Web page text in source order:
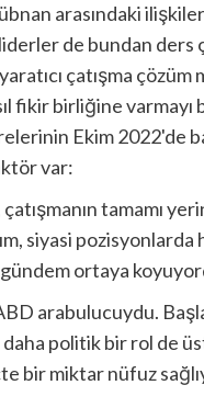
arasındaki
de bundan ders
çatışma çözüm
fikir birliğine varmayı
Ekim 2022'de
var:
tamamı
siyasi pozisyonlarda
ortaya
arabulucuydu.
politik bir rol de
bir miktar nüfuz